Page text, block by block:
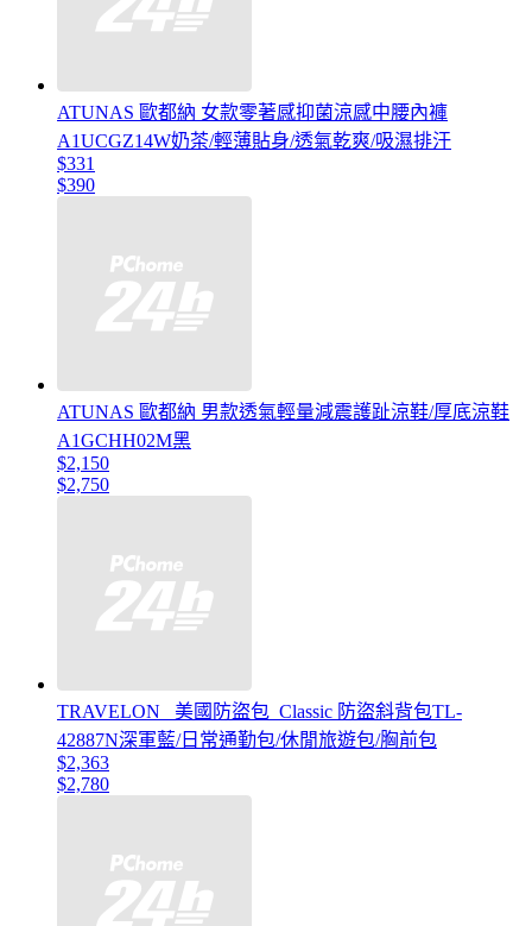
ATUNAS 歐都納 女款零著感抑菌涼感中腰內褲
A1UCGZ14W奶茶/輕薄貼身/透氣乾爽/吸濕排汗
$331
$390
ATUNAS 歐都納 男款透氣輕量減震護趾涼鞋/厚底涼鞋
A1GCHH02M黑
$2,150
$2,750
TRAVELON _美國防盜包_Classic 防盜斜背包TL-
42887N深軍藍/日常通勤包/休閒旅遊包/胸前包
$2,363
$2,780